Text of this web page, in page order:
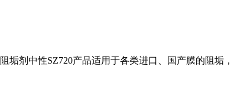
剂中性SZ720产品适用于各类进口、国产膜的阻垢，